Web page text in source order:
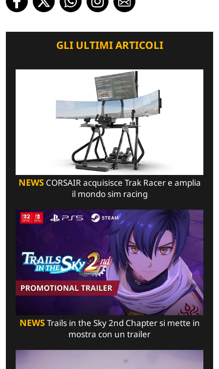
GLI ULTIMI ARTICOLI
NEWSCORSAIR acquisisce Trak Racer e amplia
il mondo sim racing
NEWSTrails in the Sky 2nd Chapter si mette in
mostra con un trailer